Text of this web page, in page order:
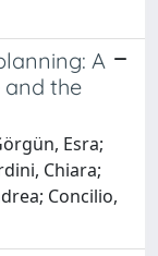
A
the
Esra;
Chiara;
Concilio,